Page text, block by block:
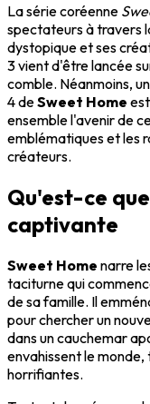
La série coréenne
spectateurs à travers
dystopique et ses
3 vient d'être lancée
comble. Néanmoins,
4 deSweet Home
ensemble l'avenir de
emblématiques et les
créateurs.
Qu'est-ce
captivante
Sweet Home narre
taciturne qui
de sa famille. Il
pour chercher un
dans un cauchemar
envahissent le
horrifiantes.